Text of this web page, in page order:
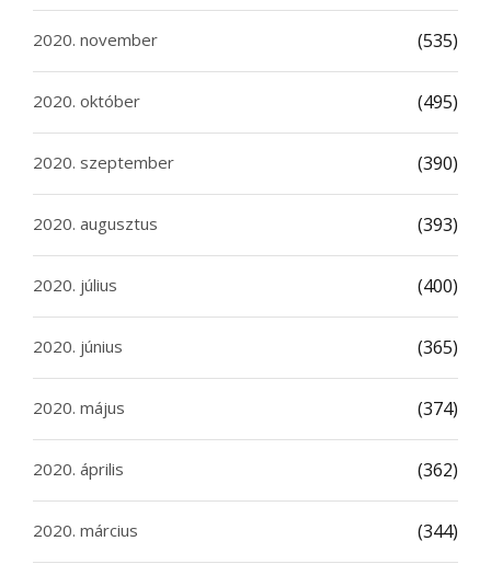
2020. november (535)
2020. október (495)
2020. szeptember (390)
2020. augusztus (393)
2020. július (400)
2020. június (365)
2020. május (374)
2020. április (362)
2020. március (344)